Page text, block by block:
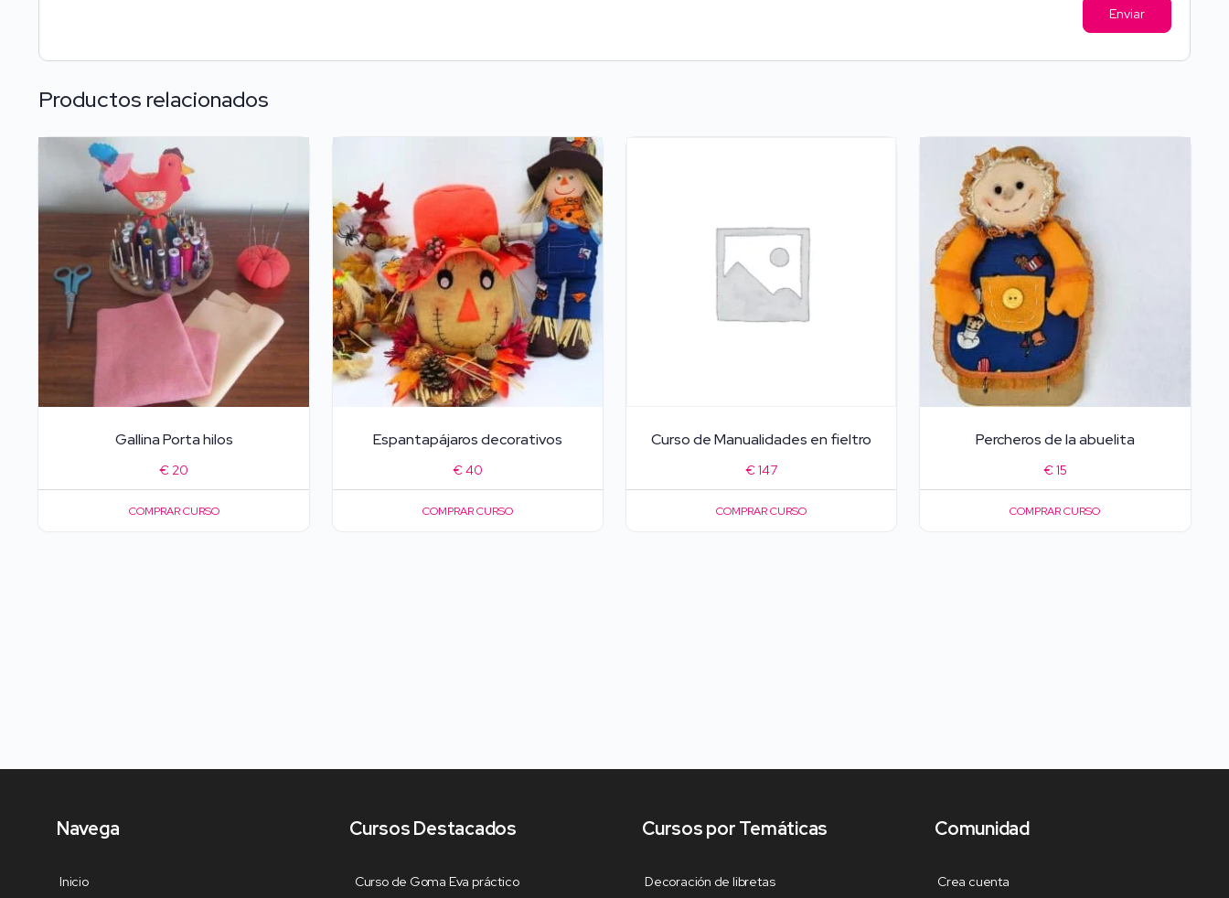
Productos relacionados
Gallina Porta hilos
€ 20
COMPRAR CURSO
Espantapájaros decorativos
€ 40
COMPRAR CURSO
Curso de Manualidades en fieltro
€ 147
COMPRAR CURSO
Percheros de la abuelita
€ 15
COMPRAR CURSO
Navega
Inicio
Cursos Destacados
Curso de Goma Eva práctico
Cursos por Temáticas
Decoración de libretas
Comunidad
Crea cuenta